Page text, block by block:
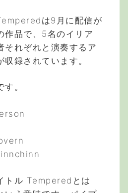
は9月に配信が
作品で、5名のイリア
それぞれと演奏するア
録されています。
。
トル Temperedとは